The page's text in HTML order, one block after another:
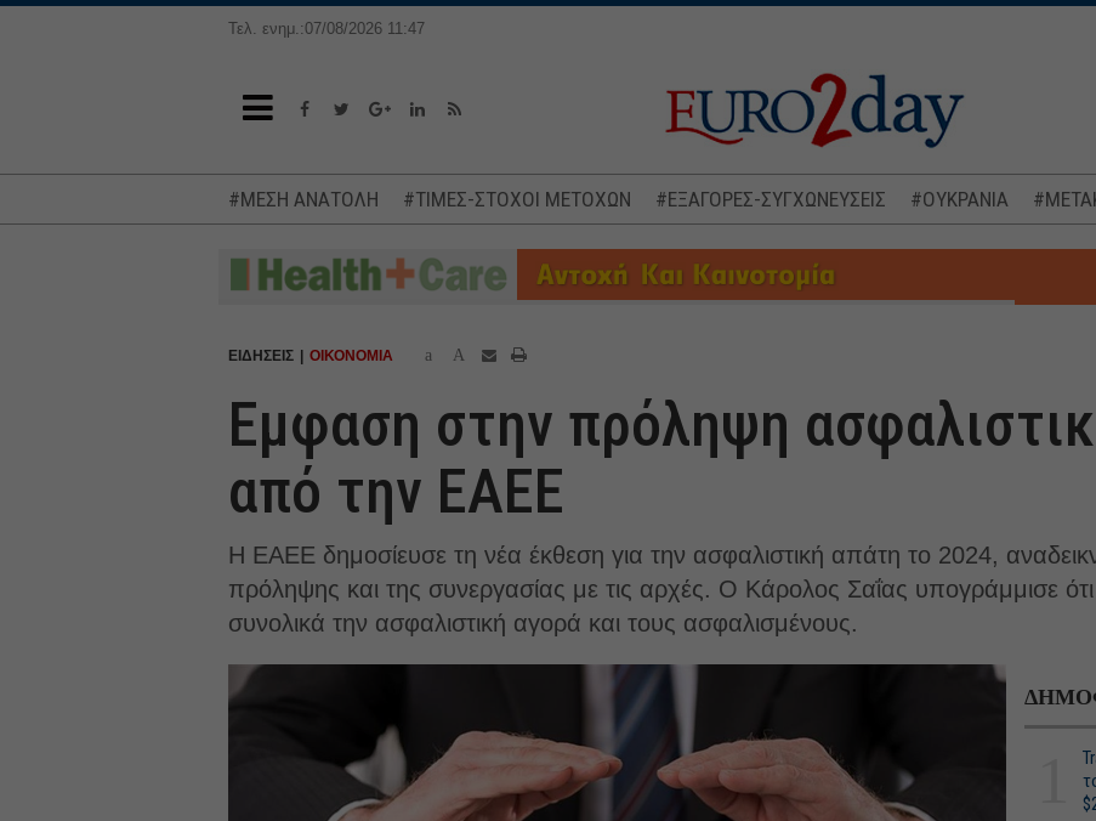
Τελ. ενημ.:07/08/2026 11:47
#ΜΕΣΗ ΑΝΑΤΟΛΗ #ΤΙΜΕΣ-ΣΤΟΧΟΙ ΜΕΤΟΧΩΝ #ΕΞΑΓΟΡΕΣ-ΣΥΓΧΩΝΕΥΣΕΙΣ #ΟΥΚΡΑΝΙΑ
ΕΙΔΗΣΕΙΣ ΟΙΚΟΝΟΜΙΑ a A
Εμφαση στην πρόληψη
από την ΕΑΕΕ
Η ΕΑΕΕ δημοσίευσε τη νέα έκθεση για την ασφαλιστική απάτη το 2024,
πρόληψης και της συνεργασίας με τις αρχές. Ο Κάρολος Σαΐας υπογράμμισε
συνολικά την ασφαλιστική αγορά και τους ασφαλισμένους.